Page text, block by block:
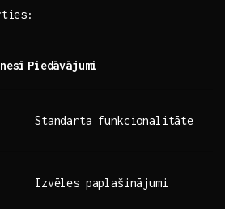
Piedāvājumi
Standarta ‍funkcionalitāte
Izvēles paplašinājumi